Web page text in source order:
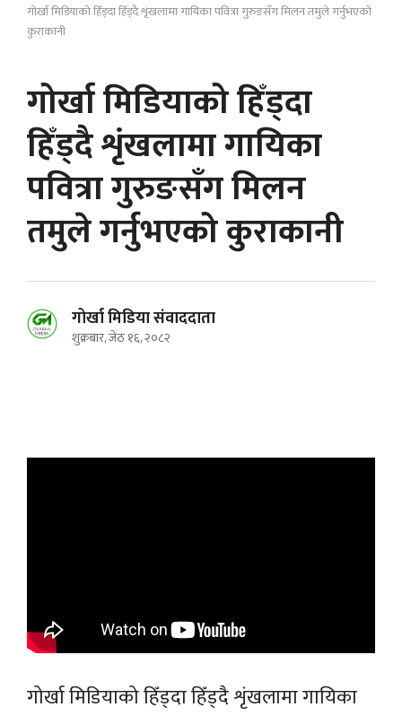
गोर्खा मिडियाको हिँड्दा हिँड्दै शृंखलामा गायिका पवित्रा गुरुङसँग मिलन तमुले गर्नुभएको
कुराकानी
गोर्खा मिडियाको हिँड्दा
हिँड्दै शृंखलामा गायिका
पवित्रा गुरुङसँग मिलन
तमुले गर्नुभएको कुराकानी
गोर्खा मिडिया संवाददाता
शुक्रबार, जेठ १६, २०८२
गोर्खा मिडियाको हिँड्दा हिँड्दै शृंखलामा गायिका